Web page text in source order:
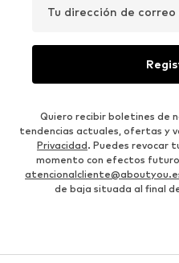
Tu dirección de
Quiero recibir boletines de
tendencias actuales, ofertas y
Privacidad. Puedes revocar
momento con efectos
de baja situada al final